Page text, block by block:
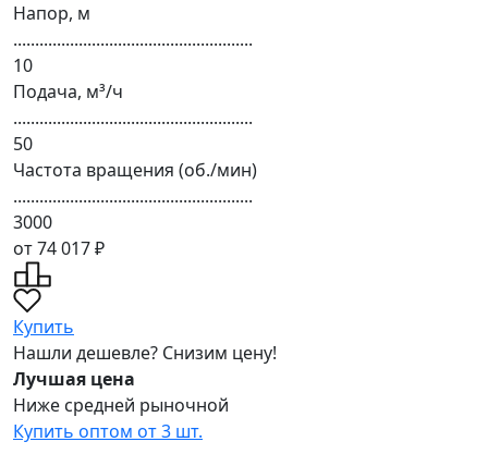
Напор, м
.......................................................
10
Подача, м³/ч
.......................................................
50
Частота вращения (об./мин)
.......................................................
3000
от 74 017 ₽
Купить
Нашли дешевле? Снизим цену!
Лучшая цена
Ниже средней рыночной
Купить оптом от 3 шт.